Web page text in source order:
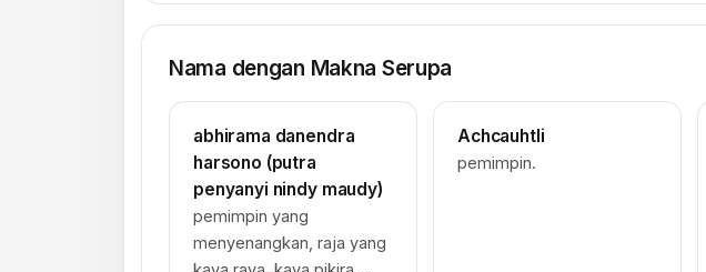
Nama dengan Makna Serupa
abhirama danendra
harsono (putra
penyanyi nindy maudy)
pemimpin yang
menyenangkan, raja yang
Achcauhtli
pemimpin.